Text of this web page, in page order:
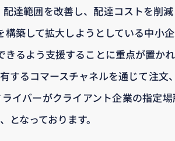
達範囲を改善し、配達コストを削
築して拡大しようとしている中小
るよう支援することに重点が置か
するコマースチャネルを通じて注文
イバーがクライアント企業の指定
なっております。